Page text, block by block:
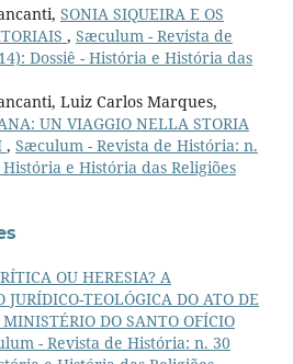
SONIA SIQUEIRA E OS
, Sæculum - Revista de
Dossiê - História e História das
Luiz Carlos Marques,
UN VIAGGIO NELLA STORIA
, Sæculum - Revista de História: n.
História e História das Religiões
OU HERESIA? A
JURÍDICO-TEOLÓGICA DO ATO DE
DO SANTO OFÍCIO
- Revista de História: n. 30